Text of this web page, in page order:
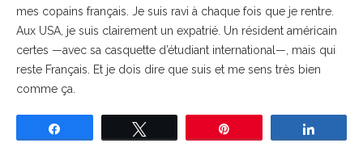
mes copains français. Je suis ravi à chaque fois que je rentre.
Aux USA, je suis clairement un expatrié. Un résident américain
certes —avec sa casquette d’étudiant international—, mais qui
reste Français. Et je dois dire que suis et me sens très bien
comme ça.